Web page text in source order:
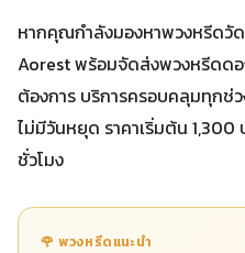
หากคุณกำลังมองหาพวงหรีดวั
Aorest พร้อมจัดส่งพวงหรีด
ต้องการ บริการครอบคลุมทุกช่
ไม่มีวันหยุด ราคาเริ่มต้น 1,300
ชั่วโมง
🌹 พวงหรีดแนะนำ